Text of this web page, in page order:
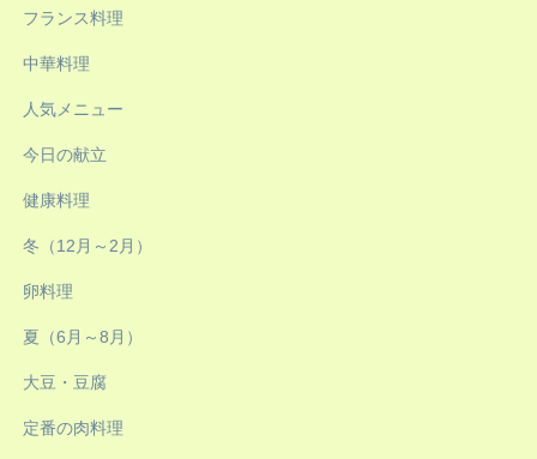
フランス料理
中華料理
人気メニュー
今日の献立
健康料理
冬（12月～2月）
卵料理
夏（6月～8月）
大豆・豆腐
定番の肉料理